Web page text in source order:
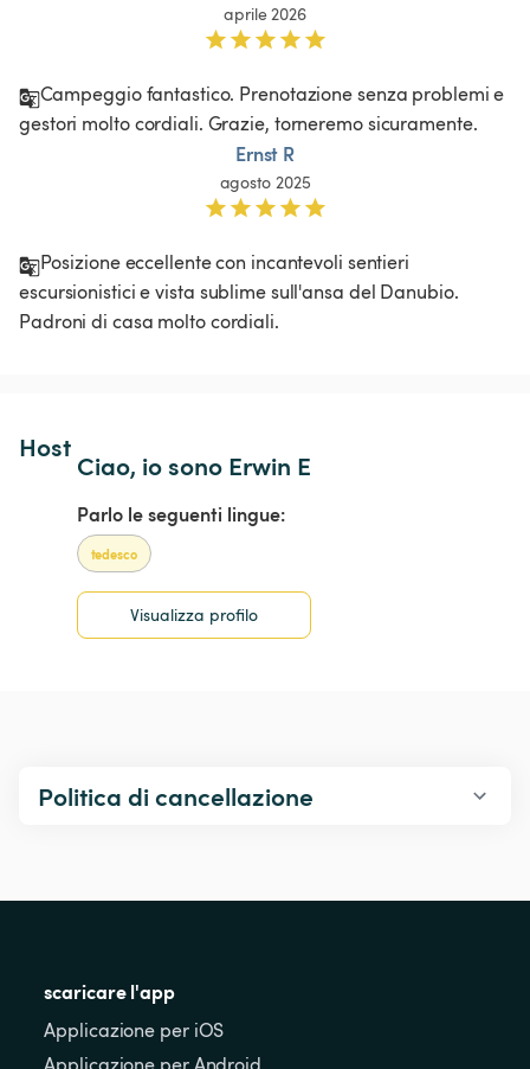
aprile 2026
Campeggio fantastico. Prenotazione senza problemi e
gestori molto cordiali. Grazie, torneremo sicuramente.
Ernst R
agosto 2025
Posizione eccellente con incantevoli sentieri
escursionistici e vista sublime sull'ansa del Danubio.
Padroni di casa molto cordiali.
Host
Ciao, io sono Erwin E
Parlo le seguenti lingue:
tedesco
Visualizza profilo
Politica di cancellazione
scaricare l'app
Applicazione per iOS